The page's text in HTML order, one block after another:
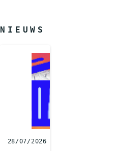
NIEUWS
28/07/2026